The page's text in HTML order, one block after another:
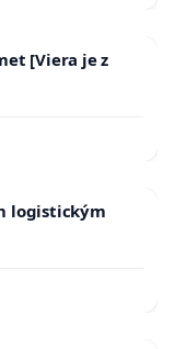
[Viera je z
logistickým